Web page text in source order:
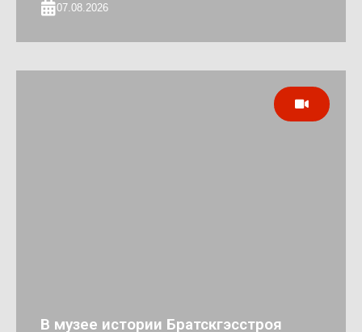
07.08.2026
В музее истории Братскгэсстроя